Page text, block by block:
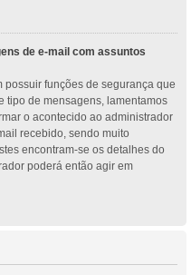
de e-mail com assuntos
possuir funções de segurança que
tipo de mensagens, lamentamos
o acontecido ao administrador
recebido, sendo muito
encontram-se os detalhes do
poderá então agir em